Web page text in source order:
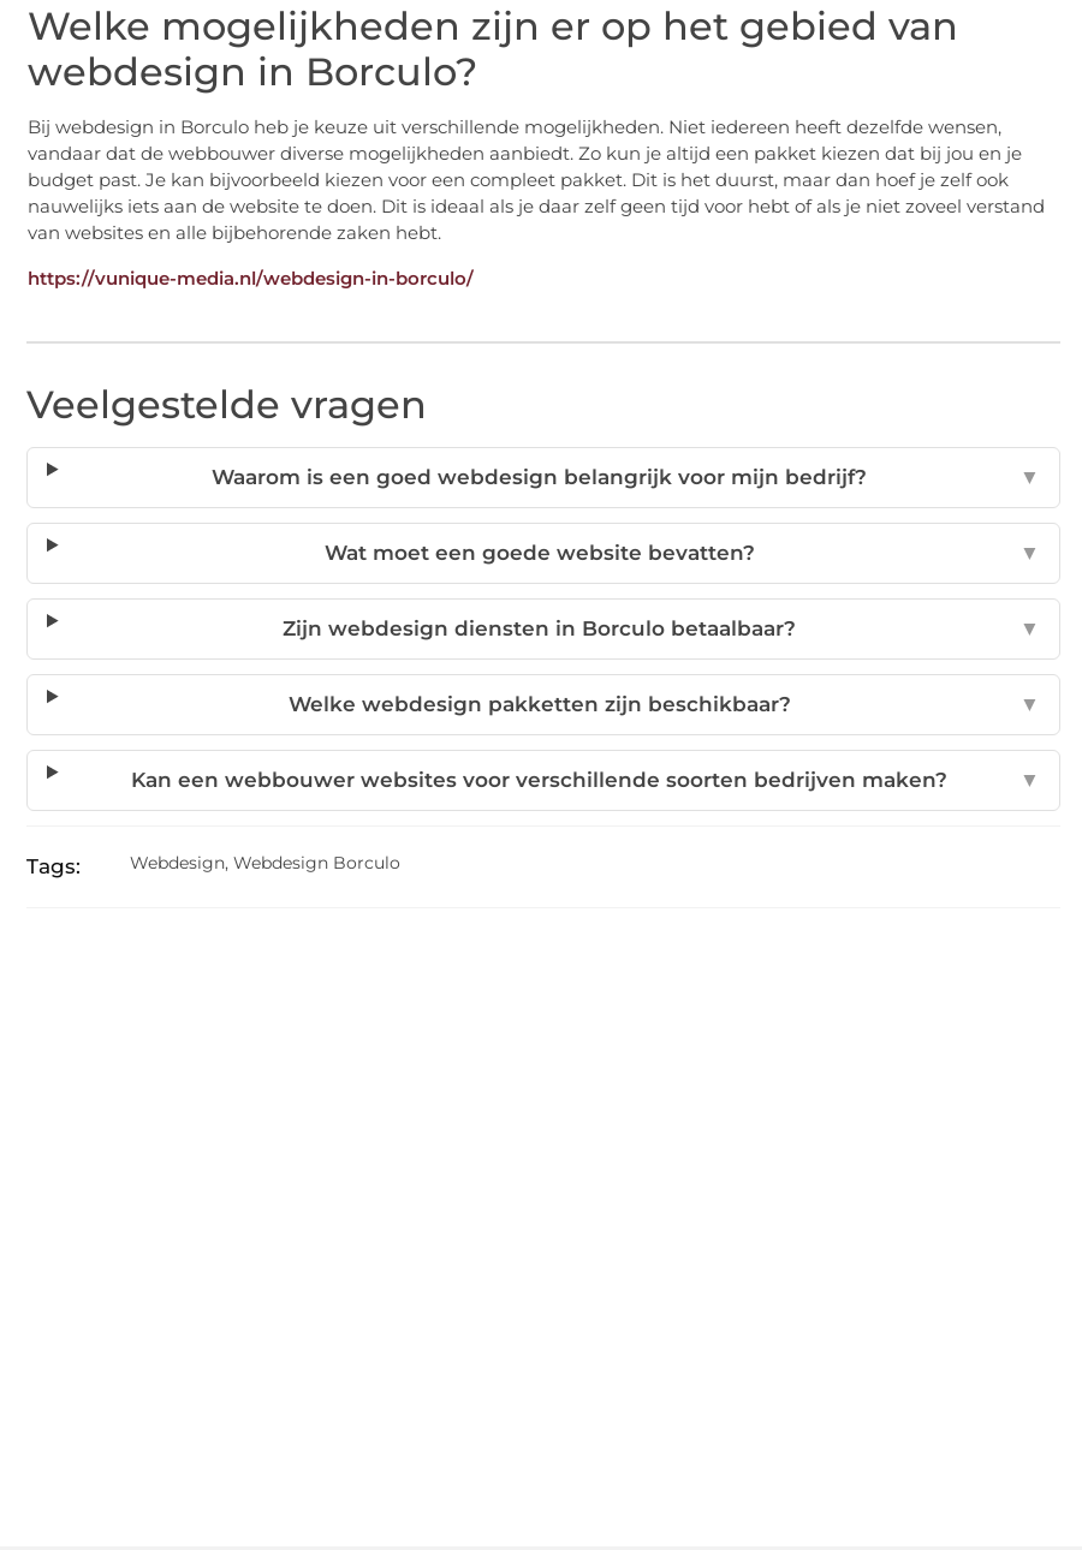
Welke mogelijkheden zijn er op het gebied van
webdesign in Borculo?
Bij webdesign in Borculo heb je keuze uit verschillende mogelijkheden. Niet iedereen heeft dezelfde wensen,
vandaar dat de webbouwer diverse mogelijkheden aanbiedt. Zo kun je altijd een pakket kiezen dat bij jou en je
budget past. Je kan bijvoorbeeld kiezen voor een compleet pakket. Dit is het duurst, maar dan hoef je zelf ook
nauwelijks iets aan de website te doen. Dit is ideaal als je daar zelf geen tijd voor hebt of als je niet zoveel verstand
van websites en alle bijbehorende zaken hebt.
https://vunique-media.nl/webdesign-in-borculo/
Veelgestelde vragen
Waarom is een goed webdesign belangrijk voor mijn bedrijf? ▼
Wat moet een goede website bevatten? ▼
Zijn webdesign diensten in Borculo betaalbaar? ▼
Welke webdesign pakketten zijn beschikbaar? ▼
Kan een webbouwer websites voor verschillende soorten bedrijven maken? ▼
Tags: Webdesign, Webdesign Borculo